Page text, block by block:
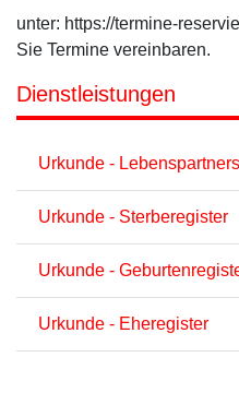
unter: https://termine-
Sie Termine vereinbaren.
Dienstleistungen
Urkunde -
Urkunde - Sterberegister
Urkunde -
Urkunde - Eheregister